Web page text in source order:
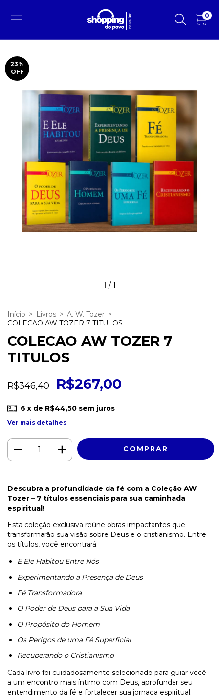
0
23%
OFF
1 /1
Início > Livros > A. W. Tozer >
COLECAO AW TOZER 7 TITULOS
COLECAO AW TOZER 7
TITULOS
R$346,40 R$267,00
6 x de R$44,50 sem juros
Ver mais detalhes
Descubra a profundidade da fé com a Coleção AW
Tozer – 7 títulos essenciais para sua caminhada
espiritual!
Esta coleção exclusiva reúne obras impactantes que
transformarão sua visão sobre Deus e o cristianismo. Entre
os títulos, você encontrará:
E Ele Habitou Entre Nós
Experimentando a Presença de Deus
Fé Transformadora
O Poder de Deus para a Sua Vida
O Propósito do Homem
Os Perigos de uma Fé Superficial
Recuperando o Cristianismo
Cada livro foi cuidadosamente selecionado para guiar você
a um encontro mais íntimo com Deus, aprofundar seu
entendimento da fé e fortalecer sua jornada espiritual.